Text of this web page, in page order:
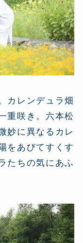
カレンデュラ畑
重咲き。六本松
妙に異なるカレ
をあびてすくす
たちの気にあふ